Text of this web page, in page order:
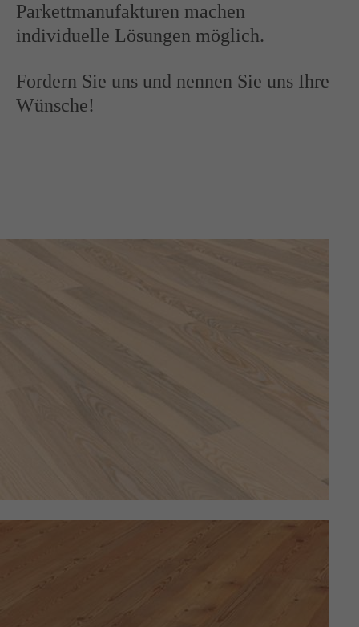
Parkettmanufakturen machen
individuelle Lösungen möglich.
Fordern Sie uns und nennen Sie uns Ihre
Wünsche!